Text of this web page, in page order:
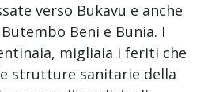
verso Bukavu e anche
Beni e Bunia. I
migliaia i feriti che
strutture sanitarie della